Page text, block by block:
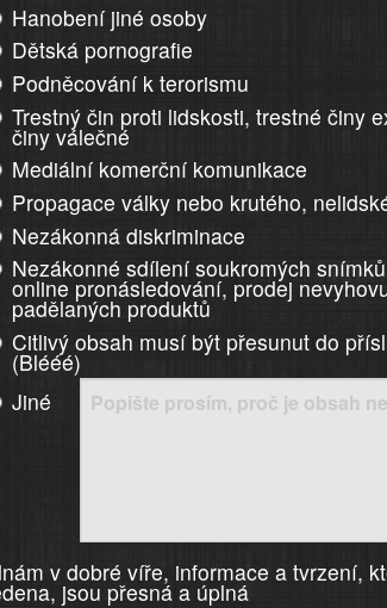
Hanobení jiné osoby
Dětská pornografie
Podněcování k terorismu
Trestný čin proti lidskosti, trestné činy
činy válečné
Mediální komerční komunikace
Propagace války nebo krutého,
Nezákonná diskriminace
Nezákonné sdílení soukromých
online pronásledování, prodej
padělaných produktů
Citlivý obsah musí být přesunut do
(Blééé)
Jiné
v dobré víře, informace a tvrzení,
jsou přesná a úplná